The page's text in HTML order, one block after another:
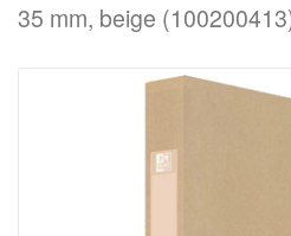
35 mm, beige